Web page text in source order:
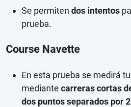
Se permiten dos intentos
prueba.
Course Navette
En esta prueba se medirá
mediante carreras cortas
dos puntos separados por